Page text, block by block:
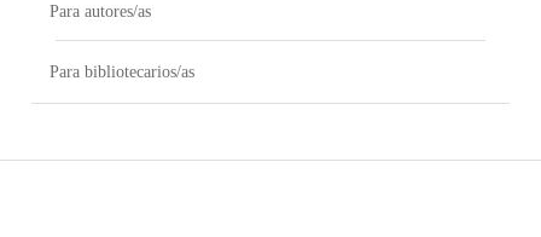
Para autores/as
Para bibliotecarios/as